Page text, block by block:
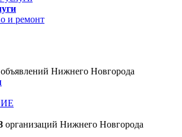
и ремонт
объявлений Нижнего Новгорода
организаций Нижнего Новгорода